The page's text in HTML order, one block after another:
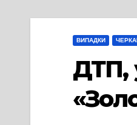
ВИПАДКИ
ДТП,